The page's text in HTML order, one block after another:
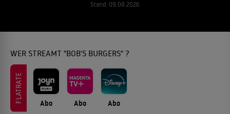
Stand: 09.08.2026
WER STREAMT "BOB'S BURGERS" ?
FLATRATE Abo Abo Abo